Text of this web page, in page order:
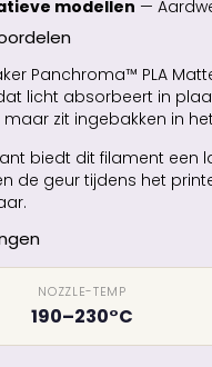
modellen —
Panchroma™ PLA
licht absorbeert in
zit ingebakken in
biedt dit filament
de geur tijdens het
NOZZLE-TEMP
190–230°C